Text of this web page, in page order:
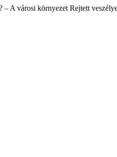
A városi környezet Rejtett